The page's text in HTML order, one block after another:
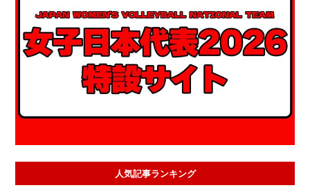
人気記事ランキング